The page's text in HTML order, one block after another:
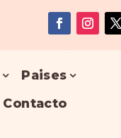
Paises
Contacto